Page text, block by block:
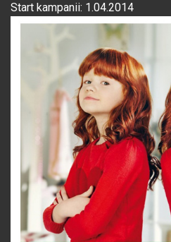
Start kampanii: 1.04.2014